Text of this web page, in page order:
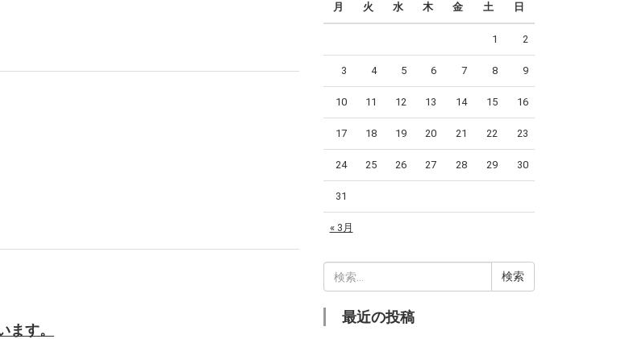
す。
月 火 水 木 金 土 日
« 3月
1 2
3 4 5 6 7 8 9
10 11 12 13 14 15 16
17 18 19 20 21 22 23
24 25 26 27 28 29 30
31
索:
最近の投稿